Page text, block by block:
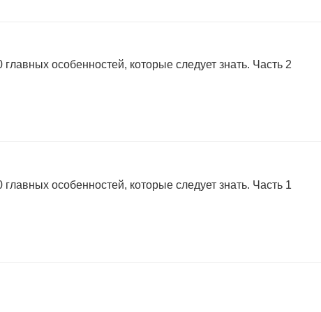
особенностей, которые следует знать. Часть 2
особенностей, которые следует знать. Часть 1